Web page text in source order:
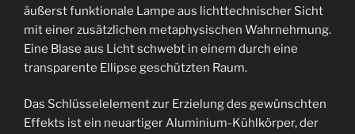
äußerst funktionale Lampe aus lichttechnischer Sicht
mit einer zusätzlichen metaphysischen Wahrnehmung.
Eine Blase aus Licht schwebt in einem durch eine
transparente Ellipse geschützten Raum.
Das Schlüsselelement zur Erzielung des gewünschten
Effekts ist ein neuartiger Aluminium-Kühlkörper, der